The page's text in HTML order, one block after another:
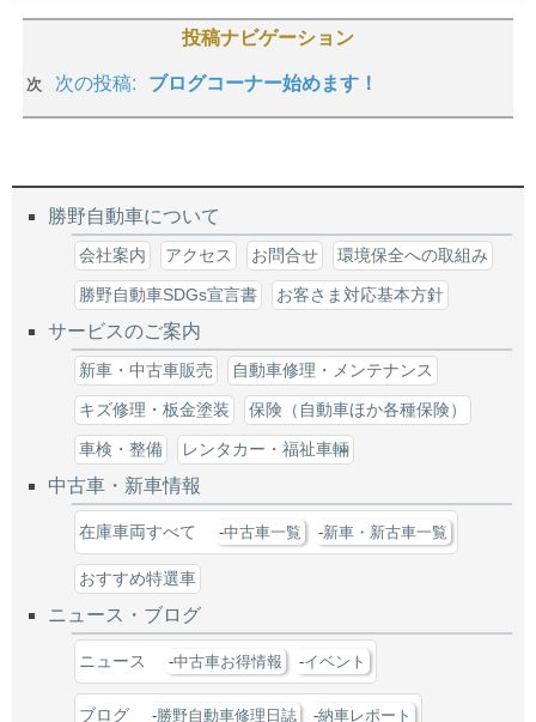
投稿ナビゲーション
次 次の投稿: ブログコーナー始めます！
勝野自動車について
会社案内 アクセス お問合せ 環境保全への取組み
勝野自動車SDGs宣言書 お客さま対応基本方針
サービスのご案内
新車・中古車販売 自動車修理・メンテナンス
キズ修理・板金塗装 保険（自動車ほか各種保険）
車検・整備 レンタカー・福祉車輛
中古車・新車情報
在庫車両すべて 中古車一覧 新車・新古車一覧
おすすめ特選車
ニュース・ブログ
ニュース 中古車お得情報 イベント
ブログ 勝野自動車修理日誌 納車レポート